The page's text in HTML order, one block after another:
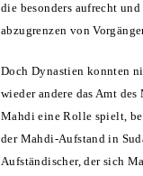
die besonders aufrecht
abzugrenzen von
Doch Dynastien konnten
wieder andere das Amt
Mahdi eine Rolle spielt,
der Mahdi-Aufstand in
Aufständischer, der sich